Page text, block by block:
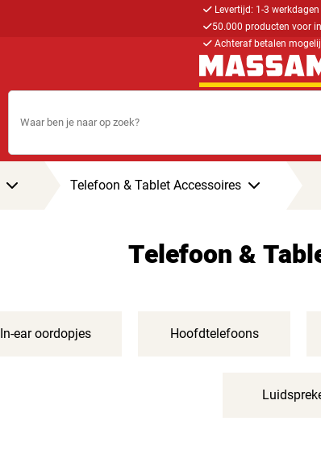
Levertijd: 1-3
50.000 producten voor
Achteraf betalen
Telefoon & Tablet Accessoires
Telefoon &
In-ear oordopjes Hoofdtelefoons